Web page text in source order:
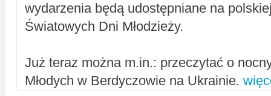
wydarzenia będą udostępniane na
Światowych Dni Młodzieży.
Już teraz można m.in.: przeczytać o
Młodych w Berdyczowie na Ukrainie.